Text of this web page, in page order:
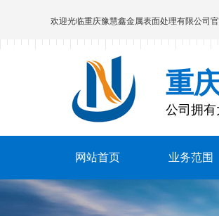
欢迎光临重庆豫慧鑫金属表面处理有限公司
重
公司拥
网站首页 业务范围